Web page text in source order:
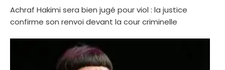
Achraf Hakimi sera bien jugé pour viol : la justice
confirme son renvoi devant la cour criminelle